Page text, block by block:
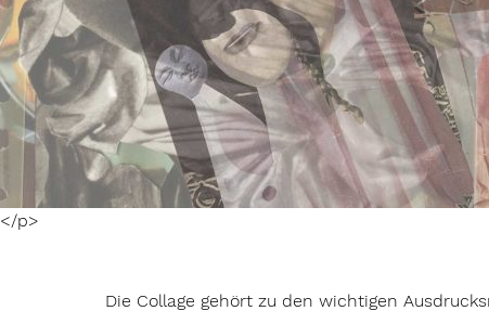
</p>
Die Collage gehört zu den wichtigen